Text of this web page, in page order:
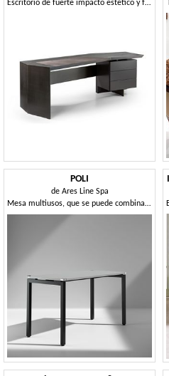
Escritorio de fuerte impacto estético y funcional
POLI
de Ares Line Spa
Mesa multiusos, que se puede combinar en diferentes combinaciones